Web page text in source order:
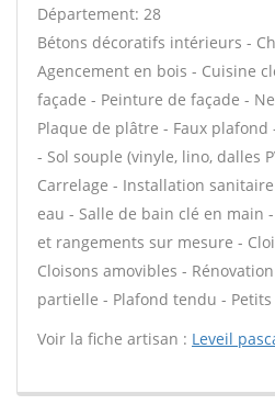
Département: 28
Bétons décoratifs intérieurs -
Agencement en bois - Cuisine
façade - Peinture de façade -
Plaque de plâtre - Faux
- Sol souple (vinyle, lino, dalles
Carrelage - Installation
eau - Salle de bain clé en main
et rangements sur mesure -
Cloisons amovibles -
partielle - Plafond tendu -
Voir la fiche artisan : Leveil